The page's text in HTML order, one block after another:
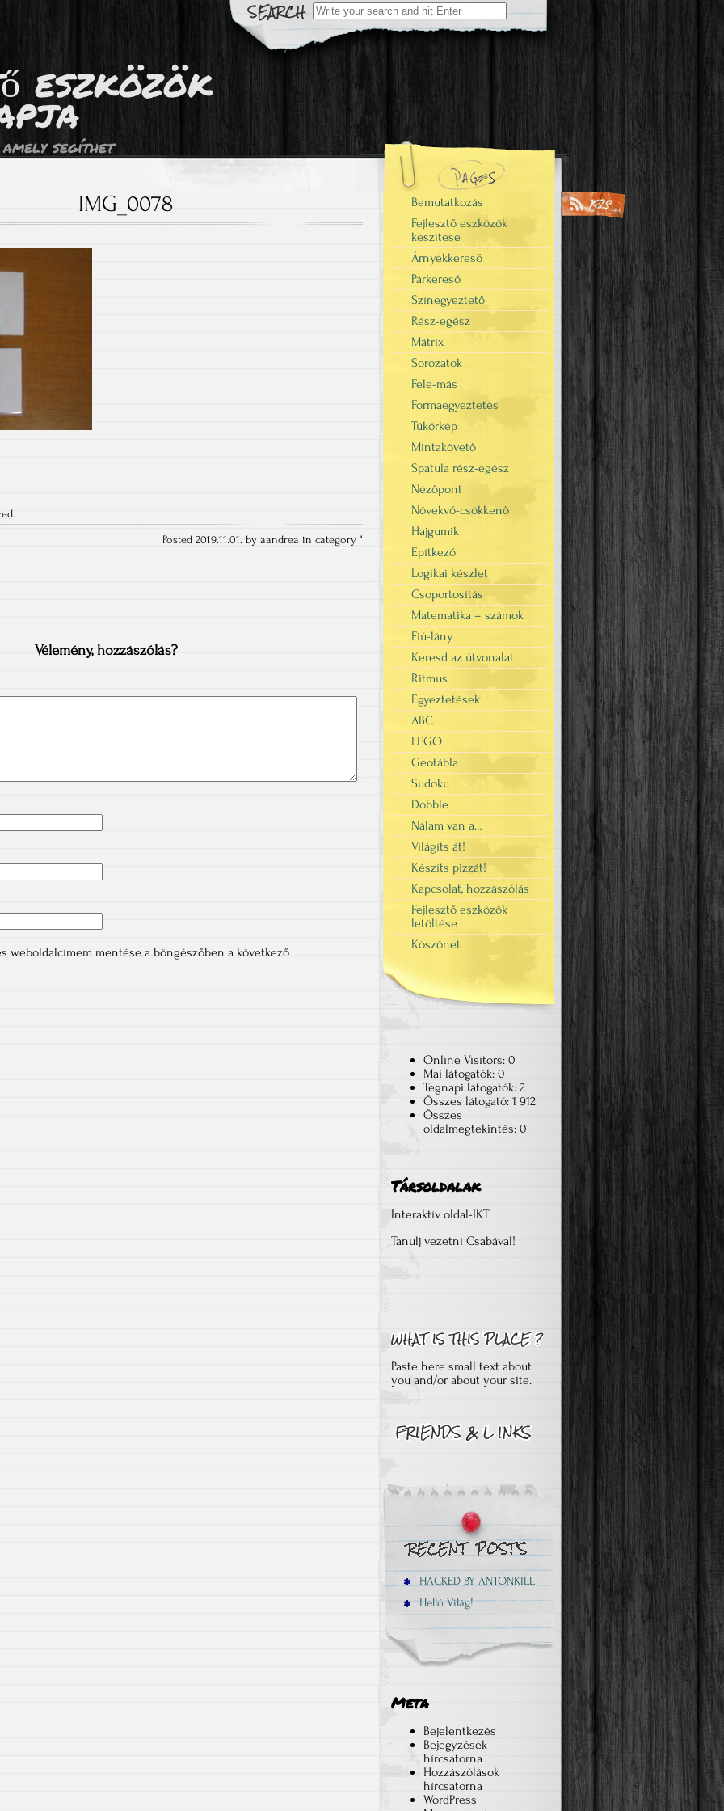
Search
for:
eszközök
segíthet
IMG_0078
Posted 2019.11.01. by aandrea in category "
Vélemény, hozzászólás?
weboldalcímem mentése a böngészőben a következő
Bemutatkozás
Fejlesztő eszközök
készítése
Árnyékkereső
Párkereső
Színegyeztető
Rész-egész
Mátrix
Sorozatok
Fele-más
Formaegyeztetés
Tükörkép
Mintakövető
Spatula rész-egész
Nézőpont
Növekvő-csökkenő
Hajgumik
Építkező
Logikai készlet
Csoportosítás
Matematika – számok
Fiú-lány
Keresd az útvonalat
Ritmus
Egyeztetések
ABC
LEGO
Geotábla
Sudoku
Dobble
Nálam van a…
Világíts át!
Készíts pizzát!
Kapcsolat, hozzászólás
Fejlesztő eszközök
letöltése
Köszönet
Online Visitors: 0
Mai látogatók: 0
Tegnapi látogatók: 2
Összes látogató: 1 912
Összes
oldalmegtekintés: 0
Társoldalak
Interaktív oldal-IKT
Tanulj vezetni Csabával!
Paste here small text about
you and/or about your site.
HACKED BY ANTONKILL
Helló Világ!
Meta
Bejelentkezés
Bejegyzések
hírcsatorna
Hozzászólások
hírcsatorna
WordPress